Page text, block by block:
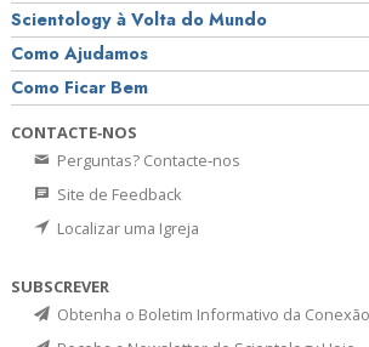
Scientology à Volta do Mundo
Como Ajudamos
Como Ficar Bem
CONTACTE‑NOS
Perguntas? Contacte‑nos
Site de Feedback
Localizar uma Igreja
SUBSCREVER
Obtenha o Boletim Informativo da